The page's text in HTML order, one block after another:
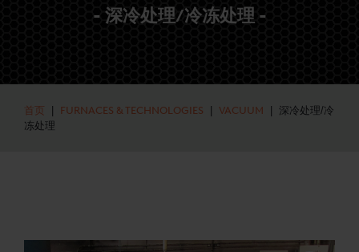
- 深冷处理/冷冻处理 -
首页 FURNACES & TECHNOLOGIES VACUUM | 深冷处理/冷
冻处理